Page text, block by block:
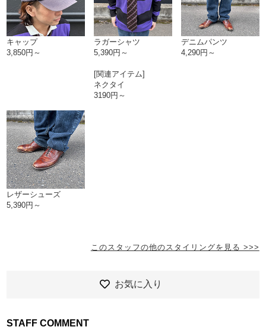
キャップ
3,850円～
ラガーシャツ
5,390円～
[関連アイテム]
ネクタイ
3190円～
デニムパンツ
4,290円～
レザーシューズ
5,390円～
このスタッフの他のスタイリングを見る >>>
お気に入り
STAFF COMMENT